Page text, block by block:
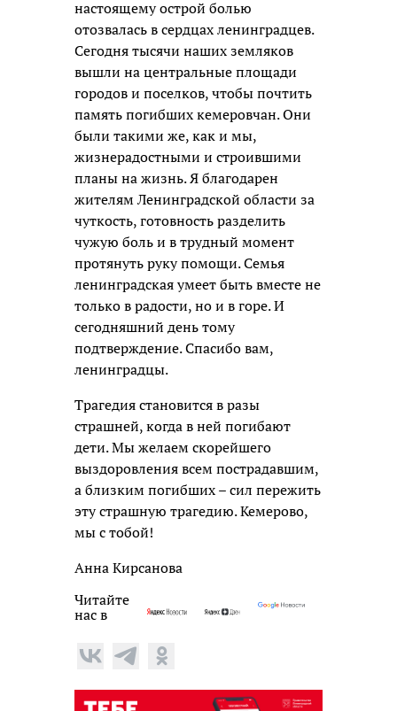
настоящему острой болью
отозвалась в сердцах ленинградцев.
Сегодня тысячи наших земляков
вышли на центральные площади
городов и поселков, чтобы почтить
память погибших кемеровчан. Они
были такими же, как и мы,
жизнерадостными и строившими
планы на жизнь. Я благодарен
жителям Ленинградской области за
чуткость, готовность разделить
чужую боль и в трудный момент
протянуть руку помощи. Семья
ленинградская умеет быть вместе не
только в радости, но и в горе. И
сегодняшний день тому
подтверждение. Спасибо вам,
ленинградцы.
Трагедия становится в разы
страшней, когда в ней погибают
дети. Мы желаем скорейшего
выздоровления всем пострадавшим,
а близким погибших – сил пережить
эту страшную трагедию. Кемерово,
мы с тобой!
Анна Кирсанова
Читайте
нас в